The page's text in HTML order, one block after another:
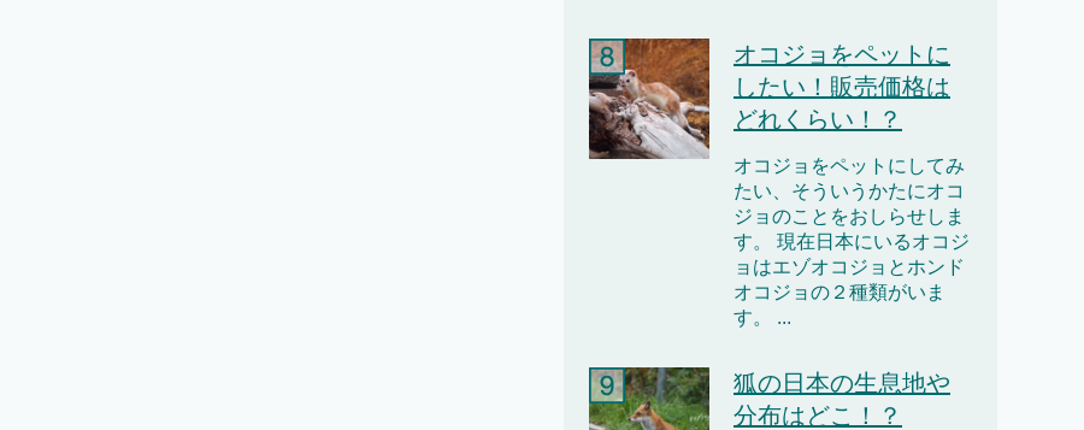
オコジョをペットに
したい！販売価格は
どれくらい！？
オコジョをペットにしてみ
たい、そういうかたにオコ
ジョのことをおしらせしま
す。 現在日本にいるオコジ
ョはエゾオコジョとホンド
オコジョの２種類がいま
す。 ...
狐の日本の生息地や
分布はどこ！？